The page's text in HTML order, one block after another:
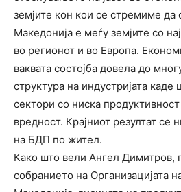
земјите кон кои се стремиме да
Македонија е меѓу земјите со
во регионот и во Европа.
ваквата состојба довела до
структура на индустријата каде
сектори со ниска
вредност. Крајниот резултат се
на БДП по жител.
Како што вели Ангел Димитров,
собранието на Организацијата